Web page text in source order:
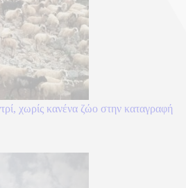
χωρίς κανένα ζώο στην καταγραφή